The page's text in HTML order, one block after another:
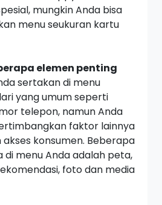
mungkin Anda bisa
menu seukuran kartu
elemen penting
sertakan di menu
yang umum seperti
telepon, namun Anda
faktor lainnya
konsumen. Beberapa
di menu Anda adalah peta,
foto dan media